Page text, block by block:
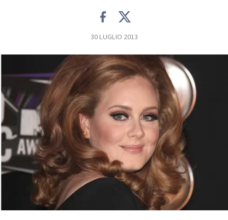
NEWS
FOTO
CONCORSI
EVENTI
VIDEO
30 LUGLIO 2013